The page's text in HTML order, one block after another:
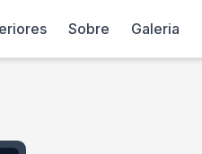
Sobre Galeria